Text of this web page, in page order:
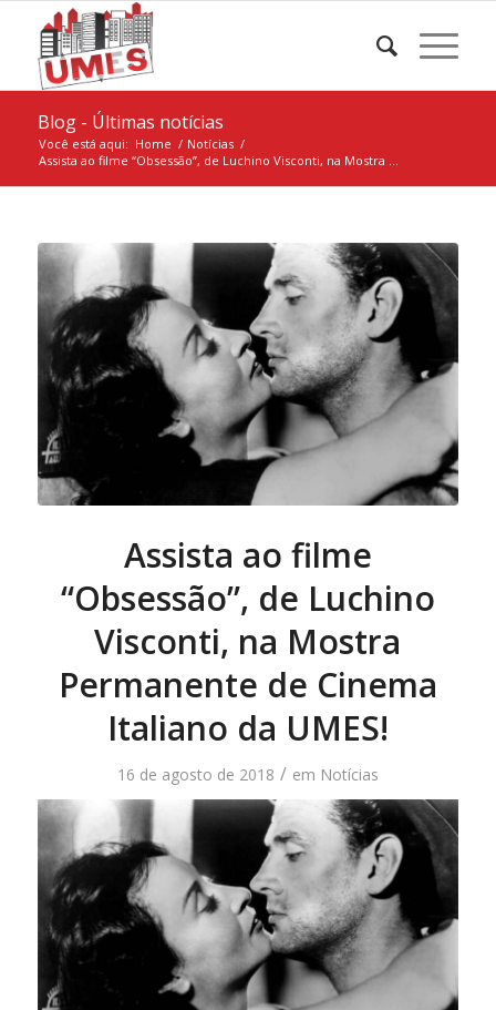
Blog - Últimas notícias
Você está aqui: Home / Notícias /
Assista ao filme “Obsessão”, de Luchino Visconti, na Mostra ...
Assista ao filme
“Obsessão”, de Luchino
Visconti, na Mostra
Permanente de Cinema
Italiano da UMES!
16 de agosto de 2018 / em Notícias